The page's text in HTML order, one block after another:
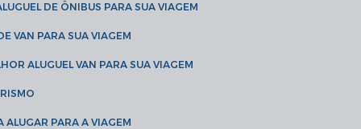
DE ÔNIBUS PARA SUA VIAGEM
VAN PARA SUA VIAGEM
ALUGUEL VAN PARA SUA VIAGEM
ALUGAR PARA A VIAGEM